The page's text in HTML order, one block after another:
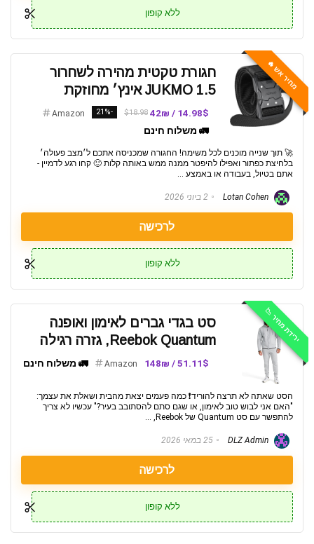
ללא קופון
מחיר אש 🔥
חגורת טקטית מהירה לשחרור
JUKMO 1.5 אינץ׳ מחוזקת
14.98$ / 42₪
$18.98
-21%
Amazon
🚛 משלוח חינם
🚀 תוך שנייה מוכנים לכל משימה! החגורה שמכניסה אתכם ל׳מצב פעולה׳
בלחיצת כפתור ואפילו להיפטר ממנה ממש באותה קלות 🙂 קחו רגע לדמיין -
אתם בטיול, בעבודה או באמצע ...
2 ביוני 2026
לרכישה
ללא קופון
ירידת מחיר 📉
סט בגדי גברים לאימון ואופנה
Reebok Quantum, גזרה רגילה
51.11$ / 148₪
Amazon 🚛 משלוח חינם
הסט שאתה לא תרצה להוריד❗ כמה פעמים יצאת מהבית ושאלת את עצמך:
"האם אני לבוש טוב לאימון, או שגם סתם להסתובב בעיר?" עכשיו לא צריך
להתפשר עם סט Quantum של Reebok, ...
25 במאי 2026
לרכישה
ללא קופון